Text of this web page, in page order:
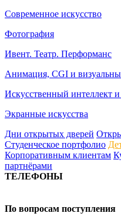
Современное искусство
Фотография
Ивент. Театр. Перформанс
Анимация, CGI и
Искусственный интеллект
Экранные искусства
Дни открытых дверей
Студенческое портфолио
Корпоративным клиентам
партнёрами
ТЕЛЕФОНЫ
По вопросам поступления